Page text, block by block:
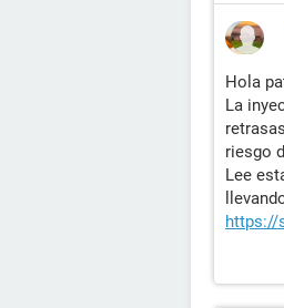
Hola
La
riesgo
Lee
https://